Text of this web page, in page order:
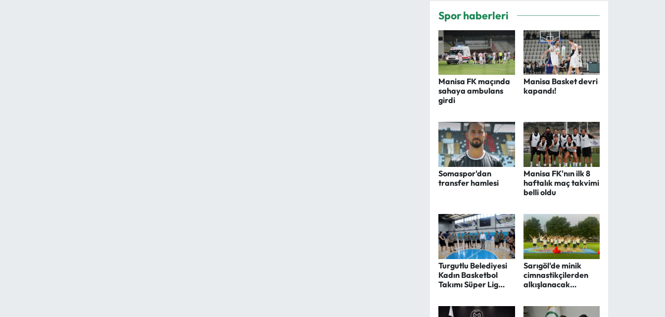
Spor haberleri
Manisa FK maçında
sahaya ambulans
girdi
Manisa Basket devri
kapandı!
Somaspor'dan
transfer hamlesi
Manisa FK'nın ilk 8
haftalık maç takvimi
belli oldu
Turgutlu Belediyesi
Kadın Basketbol
Takımı Süper Lig
Sarıgöl'de minik
cimnastikçilerden
alkışlanacak